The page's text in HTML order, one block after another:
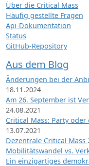
Über die Critical Mass
Häufig gestellte Fragen
Api-Dokumentation
Status
GitHub-Repository
Aus dem Blog
Änderungen bei der
18.11.2024
Am 26. September ist
24.08.2021
Critical Mass: Party
13.07.2021
Dezentrale Critical Mass
Mobilitätswandel vs.
Ein einzigartiges